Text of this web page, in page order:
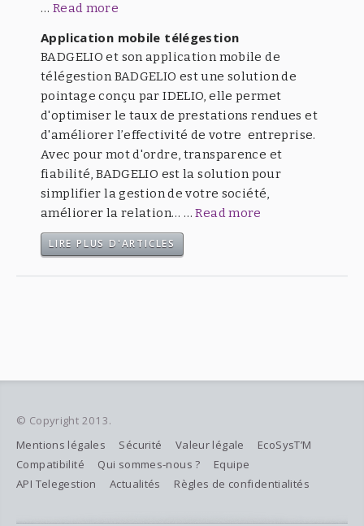
… Read more
Application mobile télégestion
BADGELIO et son application mobile de
télégestion BADGELIO est une solution de
pointage conçu par IDELIO, elle permet
d'optimiser le taux de prestations rendues et
d'améliorer l’effectivité de votre entreprise.
Avec pour mot d'ordre, transparence et
fiabilité, BADGELIO est la solution pour
simplifier la gestion de votre société,
améliorer la relation… …Read more
LIRE PLUS D'ARTICLES
© Copyright 2013.
Mentions légales
Sécurité Valeur légale
EcoSysT’M
Compatibilité
Qui sommes-nous ?
Equipe
API Telegestion
Actualités Règles de confidentialités